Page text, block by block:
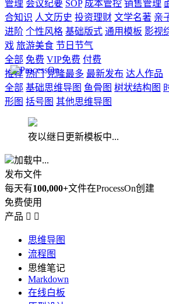
管理 会议纪要 SOP 成本管控 销售管理
合知识 人文历史 投资理财 文学名著 亲
进阶 个性风格 基础版式 通用模板 影视
戏 旅游美食 节日节气
全部 免费 VIP免费 付费
推荐 热门 克隆最多 最新发布 达人作品
全部 基础思维导图 鱼骨图 树状结构图
形图 括号图 其他思维导图
夜以继日更新模板中...
加载中...
发布文件
每天有100,000+文件在ProcessOn创建
免费使用
产品  
思维导图
流程图
思维笔记
Markdown
在线白板